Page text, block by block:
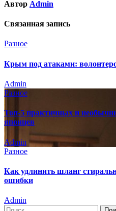
Автор Admin
Связанная запись
Разное
Крым под атаками:
Admin
Разное
Топ-5 практичных и
японцев
Admin
Разное
Как удлинить шланг
ошибки
Admin
Найти: